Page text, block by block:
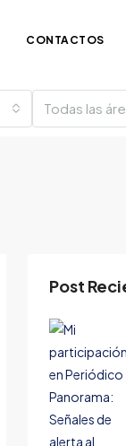
CONTACTOS
Todas las
Post